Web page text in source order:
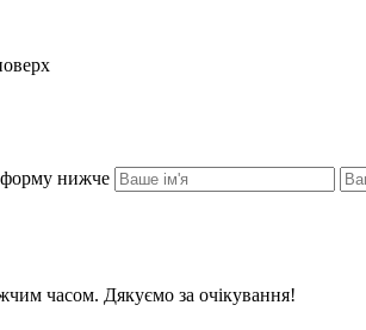
форму нижче
часом. Дякуємо за очікування!